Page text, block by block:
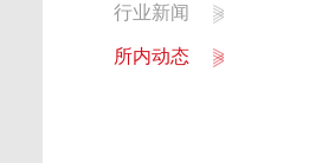
行业新闻
所内动态